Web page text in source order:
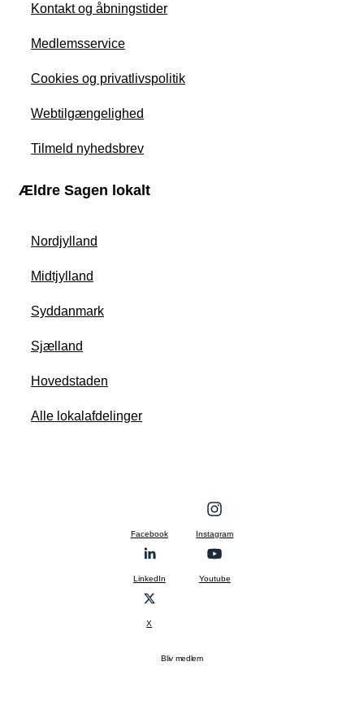
Kontakt og åbningstider
Medlemsservice
Cookies og privatlivspolitik
Webtilgængelighed
Tilmeld nyhedsbrev
Ældre Sagen lokalt
Nordjylland
Midtjylland
Syddanmark
Sjælland
Hovedstaden
Alle lokalafdelinger
Facebook Instagram
LinkedIn Youtube
X
Bliv medlem